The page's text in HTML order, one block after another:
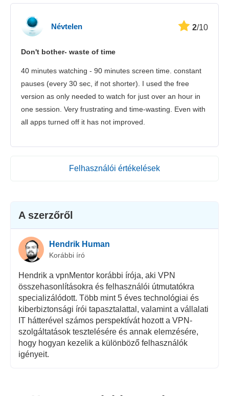
Névtelen 2/10
Don't bother- waste of time
40 minutes watching - 90 minutes screen time. constant
pauses (every 30 sec, if not shorter). I used the free
version as only needed to watch for just over an hour in
one session. Very frustrating and time-wasting. Even with
all apps turned off it has not improved.
Felhasználói értékelések
A szerzőről
Hendrik Human
Korábbi író
Hendrik a vpnMentor korábbi írója, aki VPN
összehasonlításokra és felhasználói útmutatókra
specializálódott. Több mint 5 éves technológiai és
kiberbiztonsági írói tapasztalattal, valamint a vállalati
IT hátterével számos perspektívát hozott a VPN-
szolgáltatások tesztelésére és annak elemzésére,
hogy hogyan kezelik a különböző felhasználók
igényeit.